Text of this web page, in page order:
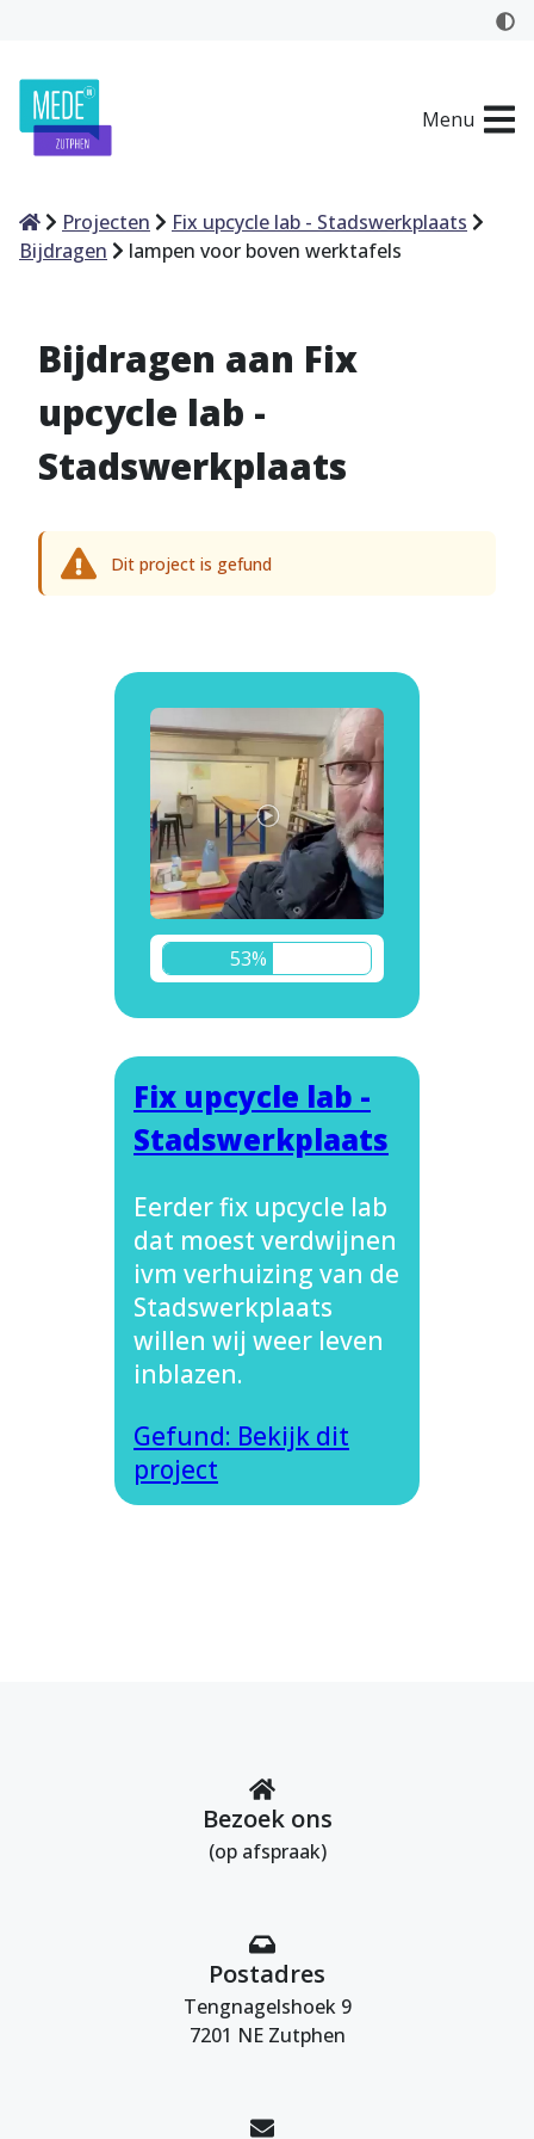
Menu
HomeProjecten
Fix upcycle lab - Stadswerkplaats
Bijdragen
lampen voor boven werktafels
Bijdragen aan Fix
upcycle lab -
Stadswerkplaats
Dit project is gefund
53%
Fix upcycle lab -
Stadswerkplaats
Eerder fix upcycle lab
dat moest verdwijnen
ivm verhuizing van de
Stadswerkplaats
willen wij weer leven
inblazen.
Gefund: Bekijk dit
project
Bezoek ons
(op afspraak)
Postadres
Tengnagelshoek 9
7201 NE Zutphen